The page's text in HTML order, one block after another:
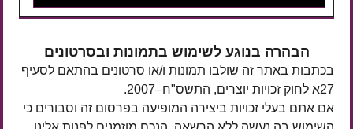
הבהרה בנוגע לשימוש בתמונות ובסרטונים
בכתבות באתר זה שולבו תמונות ו/או סרטונים בהתאם לסעיף
27א לחוק זכויות יוצרים, התשס"ח–2007.
אם אתם בעלי זכויות ביצירה המופיעה בפרסום זה וסבורים כי